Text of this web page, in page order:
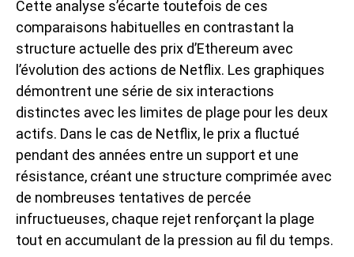
Cette analyse s’écarte toutefois de ces
comparaisons habituelles en contrastant la
structure actuelle des prix d’Ethereum avec
l’évolution des actions de Netflix. Les graphiques
démontrent une série de six interactions
distinctes avec les limites de plage pour les deux
actifs. Dans le cas de Netflix, le prix a fluctué
pendant des années entre un support et une
résistance, créant une structure comprimée avec
de nombreuses tentatives de percée
infructueuses, chaque rejet renforçant la plage
tout en accumulant de la pression au fil du temps.